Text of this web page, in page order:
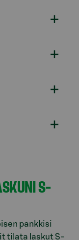
S-
pankkisi
tilata laskut S-